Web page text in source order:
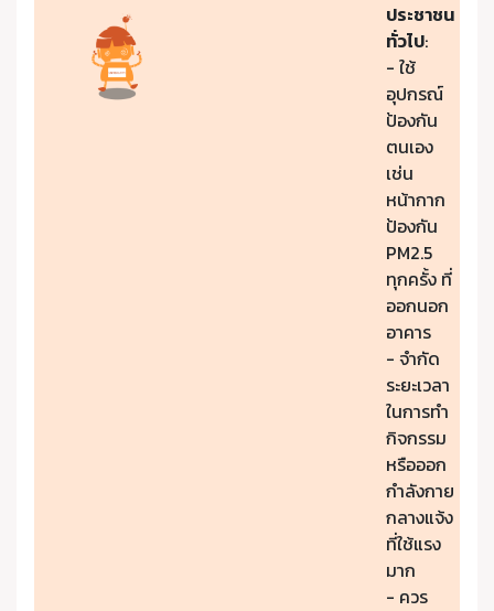
ประชาชน
ทั่วไป:
- ใช้
อุปกรณ์
ป้องกัน
ตนเอง
เช่น
หน้ากาก
ป้องกัน
PM2.5
ทุกครั้ง ที่
ออกนอก
อาคาร
- จำกัด
ระยะเวลา
ในการทำ
กิจกรรม
หรือออก
กำลังกาย
กลางแจ้ง
ที่ใช้แรง
มาก
- ควร